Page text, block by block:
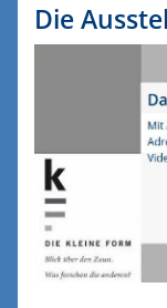
Die